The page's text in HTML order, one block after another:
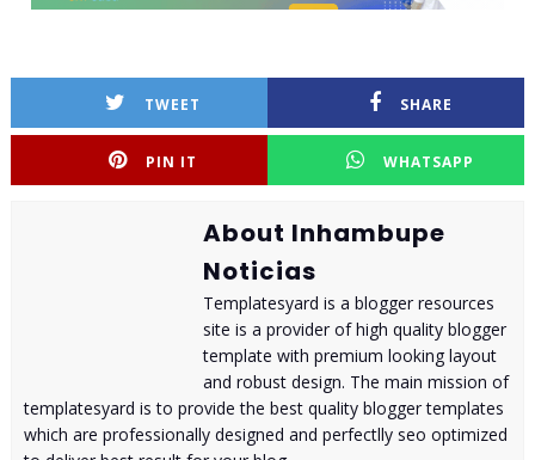
TWEET SHARE
PIN IT WHATSAPP
About Inhambupe
Noticias
Templatesyard is a blogger resources
site is a provider of high quality blogger
template with premium looking layout
and robust design. The main mission of
templatesyard is to provide the best quality blogger templates
which are professionally designed and perfectlly seo optimized